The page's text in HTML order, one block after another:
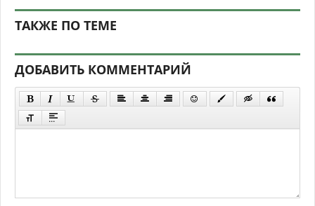
ТАКЖЕ ПО ТЕМЕ
ДОБАВИТЬ КОММЕНТАРИЙ